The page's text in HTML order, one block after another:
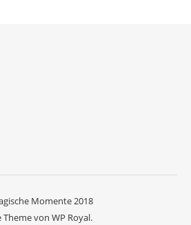
Momente 2018
Theme von WP Royal.